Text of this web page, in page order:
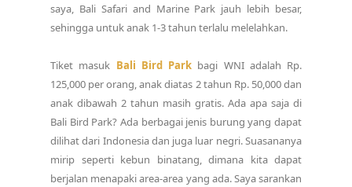
saya, Bali Safari and Marine Park jauh lebih besar,
sehingga untuk anak 1-3 tahun terlalu melelahkan.
Tiket masuk Bali Bird Park bagi WNI adalah Rp.
125,000 per orang, anak diatas 2 tahun Rp. 50,000 dan
anak dibawah 2 tahun masih gratis. Ada apa saja di
Bali Bird Park? Ada berbagai jenis burung yang dapat
dilihat dari Indonesia dan juga luar negri. Suasananya
mirip seperti kebun binatang, dimana kita dapat
berjalan menapaki area-area yang ada. Saya sarankan